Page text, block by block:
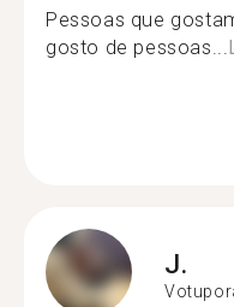
Pessoas que
gosto de pessoas...
J.